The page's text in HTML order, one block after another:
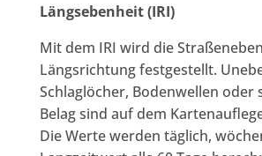
Längsebenheit (IRI)
Mit dem IRI wird die
Längsrichtung festgestellt.
Schlaglöcher, Bodenwellen oder
Belag sind auf dem
Die Werte werden täglich,